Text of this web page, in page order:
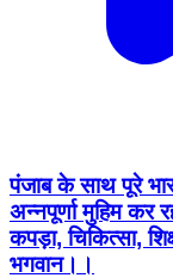
पंजाब के साथ पूरे
अन्नपूर्णा मुहिम कर
कपड़ा, चिकित्सा,
भगवान।।